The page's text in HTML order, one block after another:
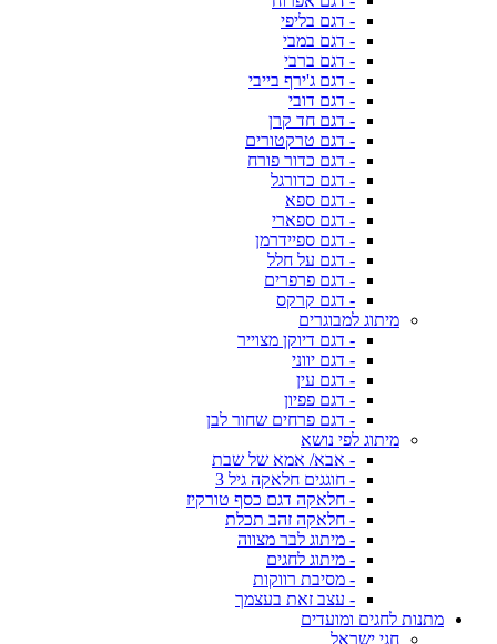
- דגם בליפי
- דגם במבי
- דגם ברבי
- דגם ג'ירף בייבי
- דגם דובי
- דגם חד קרן
- דגם טרקטורים
- דגם כדור פורח
- דגם כדורגל
- דגם ספא
- דגם ספארי
- דגם ספיידרמן
- דגם על חלל
- דגם פרפרים
- דגם קרקס
מיתוג למבוגרים
- דגם דיוקן מצוייר
- דגם יווני
- דגם עין
- דגם פפיון
- דגם פרחים שחור לבן
מיתוג לפי נושא
- אבא/ אמא של שבת
- חוגגים חלאקה גיל 3
- חלאקה דגם כסף טורקיז
- חלאקה זהב תכלת
- מיתוג לבר מצווה
- מיתוג לחגים
- מסיבת רווקות
- עצב זאת בעצמך
מתנות לחגים ומועדים
חגי ישראל